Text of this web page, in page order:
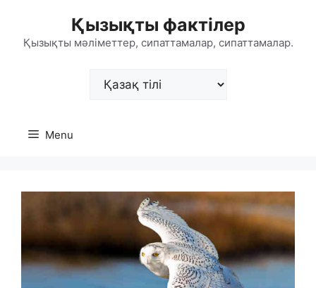
content
Қызықты фактілер
Қызықты мәліметтер, сипаттамалар, сипаттамалар.
Choose
Menu